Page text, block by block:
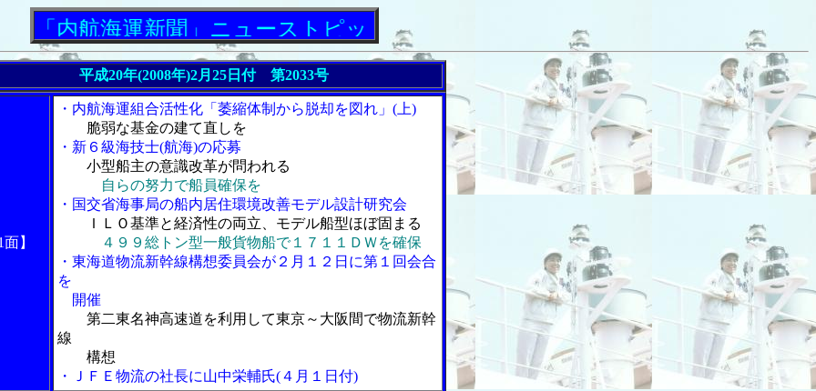
海運新聞」ニューストピックス
平成20年(2008年)2月25日付 第2033号
】
・内航海運組合活性化「萎縮体制から脱却を図れ」(上)
脆弱な基金の建て直しを
・新６級海技士(航海)の応募
小型船主の意識改革が問われる
自らの努力で船員確保を
・国交省海事局の船内居住環境改善モデル設計研究会
ＩＬＯ基準と経済性の両立、モデル船型ほぼ固まる
４９９総トン型一般貨物船で１７１１ＤＷを確保
・東海道物流新幹線構想委員会が２月１２日に第１回会合
を
開催
第二東名神高速道を利用して東京～大阪間で物流新幹
線
構想
・ＪＦＥ物流の社長に山中栄輔氏(４月１日付)